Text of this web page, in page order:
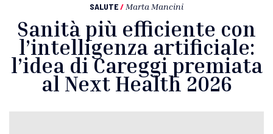
SALUTE/ Marta Mancini
Sanità più efficiente con
l’intelligenza artificiale:
l’idea di Careggi premiata
al Next Health 2026